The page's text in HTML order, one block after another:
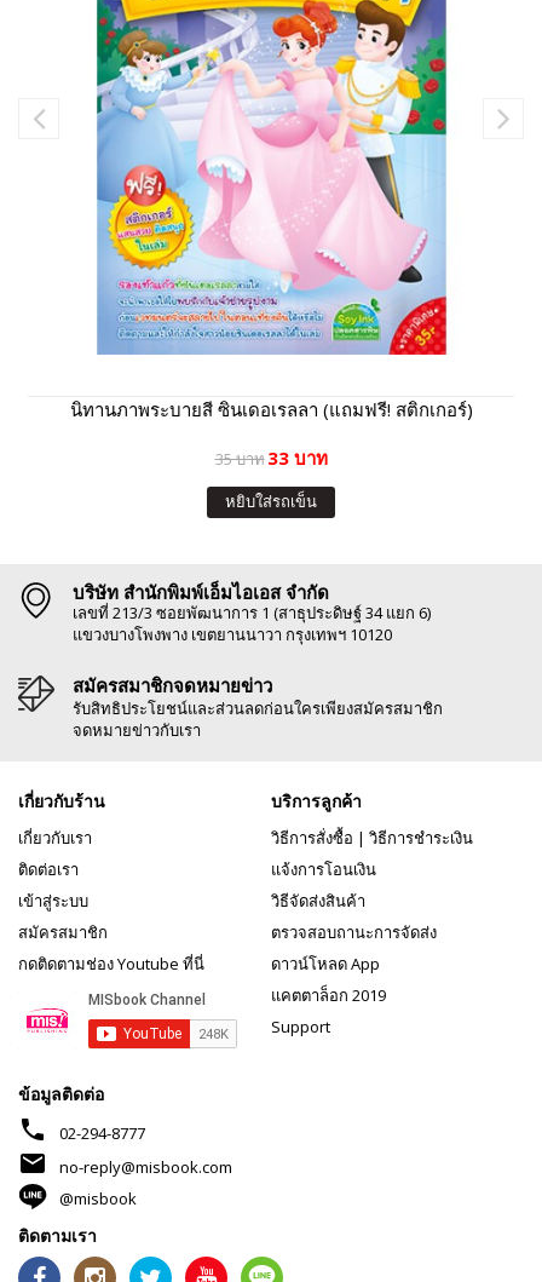
นิทานภาพระบายสี ซินเดอเรลลา (แถมฟรี! สติกเกอร์)
35 บาท33 บาท
หยิบใส่รถเข็น
บริษัท สำนักพิมพ์เอ็มไอเอส จำกัด
เลขที่ 213/3 ซอยพัฒนาการ 1 (สาธุประดิษฐ์ 34 แยก 6)
แขวงบางโพงพาง เขตยานนาวา กรุงเทพฯ 10120
สมัครสมาชิกจดหมายข่าว
รับสิทธิประโยชน์และส่วนลดก่อนใครเพียงสมัครสมาชิก
จดหมายข่าวกับเรา
เกี่ยวกับร้าน
เกี่ยวกับเรา
ติดต่อเรา
เข้าสู่ระบบ
สมัครสมาชิก
กดติดตามช่อง Youtube ที่นี่
บริการลูกค้า
วิธีการสั่งซื้อ | วิธีการชำระเงิน
แจ้งการโอนเงิน
วิธีจัดส่งสินค้า
ตรวจสอบถานะการจัดส่ง
ดาวน์โหลด App
แคตตาล็อก 2019
Support
ข้อมูลติดต่อ
phone 02-294-8777
mail
no-reply@misbook.com
@misbook
ติดตามเรา